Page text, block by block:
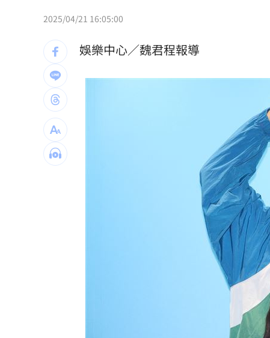
四貸同堂玩槓桿！銀行點名2大查核死角
前兄弟打教莎菈炸裂 還是WPBL首支滿
ENHYPEN站姐直播亡！最後住處曝光
獨家／黃崇仁生前曝有靈異體質躲班機墜
94歲資深女星辭世 演員兒悲洩臨終前病
蔡阿嘎復工！新企劃開拍 二伯IG也更新
用AI改履歷應徵 收面試通知才發現被
江蕙崩潰爆哭摯友逝世！淚喊怕參加告
2025/04/21 16:05:00
娛樂中心／魏君程報導